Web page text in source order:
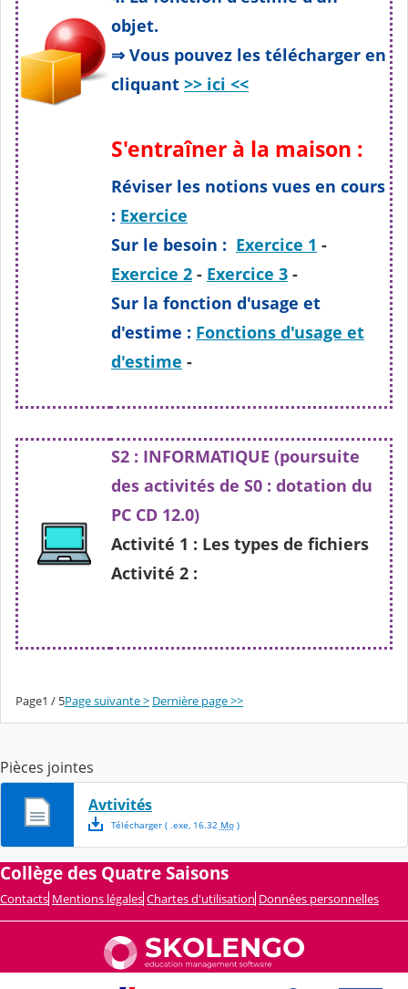
objet.
⇒ Vous pouvez les télécharger en
cliquant >> ici <<
S'entraîner à la maison :
Réviser les notions vues en cours
: Exercice
Sur le besoin : Exercice 1 -
Exercice 2 - Exercice 3 -
Sur la fonction d'usage et
d'estime : Fonctions d'usage et
d'estime -
S2 : INFORMATIQUE (poursuite
des activités de S0 : dotation du
PC CD 12.0)
Activité 1 : Les types de fichiers
Activité 2 :
Page1 / 5Page suivante > Dernière page >>
Pièces jointes
Avtivités
Télécharger( .exe 16.32 Mo)
Collège des Quatre Saisons
Contacts Mentions légales Chartes d'utilisation Données personnelles